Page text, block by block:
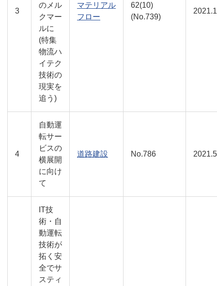
3
のメル
クマー
ルに
(特集
物流ハ
イテク
技術の
現実を
追う)
マテリアル
フロー
62(10)
(No.739)
4
自動運
転サー
ビスの
横展開
に向け
て
道路建設 No.786 2021.5
IT技
術・自
動運転
技術が
拓く安
全でサ
スティ